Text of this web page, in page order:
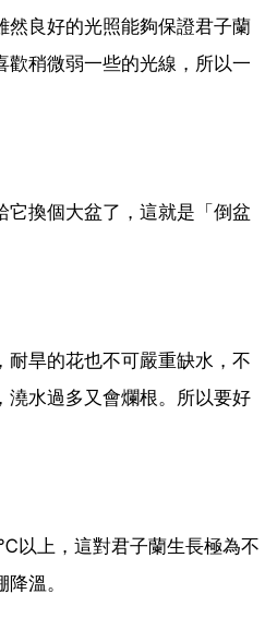
然良好的光照能夠保證君子蘭
歡稍微弱一些的光線，所以一
它換個大盆了，這就是「倒盆
耐旱的花也不可嚴重缺水，不
澆水過多又會爛根。所以要好
以上，這對君子蘭生長極為不
溫。